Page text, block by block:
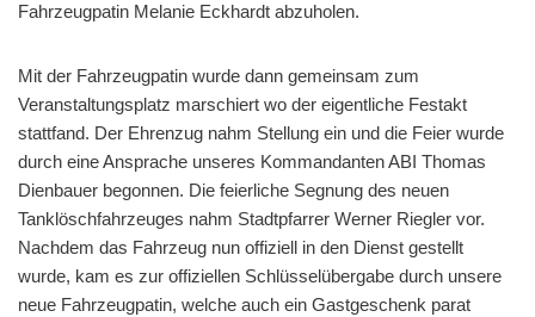
Fahrzeugpatin Melanie Eckhardt abzuholen.
Mit der Fahrzeugpatin wurde dann gemeinsam zum
Veranstaltungsplatz marschiert wo der eigentliche Festakt
stattfand. Der Ehrenzug nahm Stellung ein und die Feier wurde
durch eine Ansprache unseres Kommandanten ABI Thomas
Dienbauer begonnen. Die feierliche Segnung des neuen
Tanklöschfahrzeuges nahm Stadtpfarrer Werner Riegler vor.
Nachdem das Fahrzeug nun offiziell in den Dienst gestellt
wurde, kam es zur offiziellen Schlüsselübergabe durch unsere
neue Fahrzeugpatin, welche auch ein Gastgeschenk parat